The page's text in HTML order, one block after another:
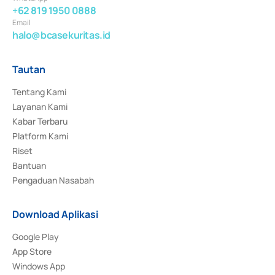
+62 819 1950 0888
Email
halo@bcasekuritas.id
Tautan
Tentang Kami
Layanan Kami
Kabar Terbaru
Platform Kami
Riset
Bantuan
Pengaduan Nasabah
Download Aplikasi
Google Play
App Store
Windows App